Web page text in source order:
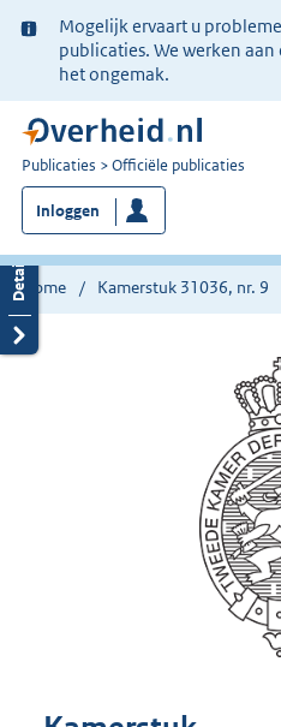
Ter
informatie:
Mogelijk ervaart u
publicaties. We werken aan
het ongemak.
U
bent
nu
hier:
Publicaties Officiële publicaties
Inloggen
Home Kamerstuk 31036, nr. 9